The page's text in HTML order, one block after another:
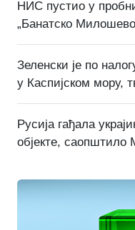
НИС пустио у
„Банатско
Зеленски је по
у Каспијском мору,
Русија гађала
објекте, саопштило